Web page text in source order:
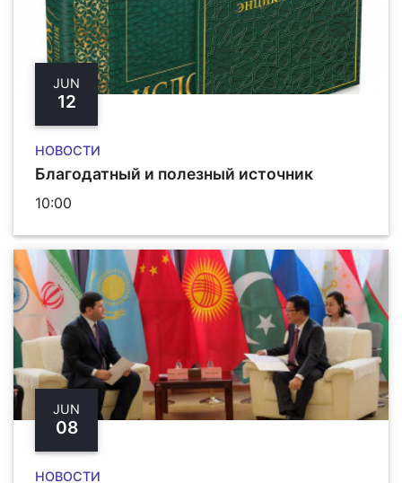
JUN
12
НОВОСТИ
Благодатный и полезный источник
10:00
JUN
08
НОВОСТИ